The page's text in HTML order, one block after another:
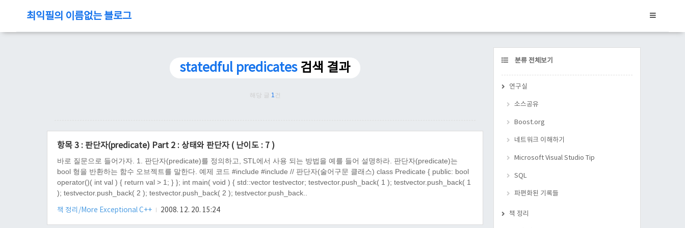
최익필의 이름없는 블로그
statedful predicates 검색 결과
해당 글 1 건
항목 3 : 판단자(predicate) Part 2 : 상태와 판단자 ( 난이도 : 7 )
바로 질문으로 들어가자. 1. 판단자(predicate)를 정의하고, STL에서 사용 되는 방법을 예를 들어 설명하라. 판단자(predicate)는
bool 형을 반환하는 함수 오브젝트를 말한다. 예제 코드 #include #include // 판단자(술어구문 클래스) class Predicate { public: bool
operator()( int val ) { return val > 1; } }; int main( void ) { std::vector testvector; testvector.push_back( 1 ); testvector.push_back( 1
); testvector.push_back( 2 ); testvector.push_back( 2 ); testvector.push_back..
책 정리/More Exceptional C++ 2008. 12. 20. 15:24
CATEGORY
분류 전체보기
연구실
소스공유
Boost.org
네트워크 이해하기
Microsoft Visual Studio Tip
SQL
파편화된 기록들
책 정리